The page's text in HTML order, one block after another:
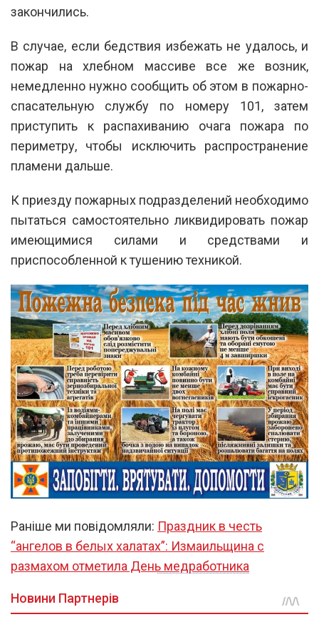
закончились.
В случае, если бедствия избежать не удалось, и
пожар на хлебном массиве все же возник,
немедленно нужно сообщить об этом в пожарно-
спасательную службу по номеру 101, затем
приступить к распахиванию очага пожара по
периметру, чтобы исключить распространение
пламени дальше.
К приезду пожарных подразделений необходимо
пытаться самостоятельно ликвидировать пожар
имеющимися силами и средствами и
приспособленной к тушению техникой.
Раніше ми повідомляли: Праздник в честь
“ангелов в белых халатах”: Измаильщина с
размахом отметила День медработника